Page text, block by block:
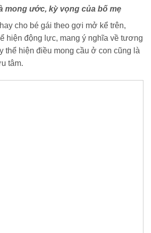
mong ước, kỳ vọng của bố mẹ
cho bé gái theo gợi mở kể trên,
hiện động lực, mang ý nghĩa về tương
thể hiện điều mong cầu ở con cũng là
tâm.